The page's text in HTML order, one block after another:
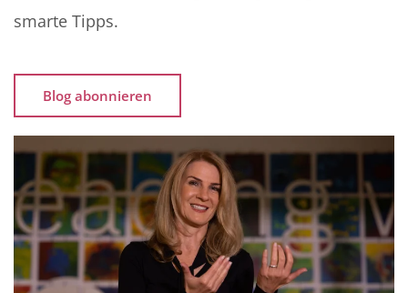
smarte Tipps.
Blog abonnieren